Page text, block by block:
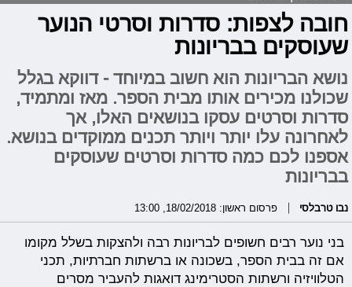
חובה לצפות: סדרות וסרטי הנוער
שעוסקים בבריונות
נושא הבריונות הוא חשוב במיוחד - דווקא בגלל
שכולנו מכירים אותו מבית הספר. מאז ומתמיד,
סדרות וסרטים עסקו בנושאים האלו, אך
לאחרונה עלו יותר ויותר תכנים ממוקדים בנושא.
אספנו לכם כמה סדרות וסרטים שעוסקים
בבריונות
נבו טרבלסי פרסום ראשון: 18/02/2018, 13:00
בני נוער רבים חשופים לבריונות רבה ולהצקות בשלל מקומו
אם זה בבית הספר, בשכונה או ברשתות חברתיות, תכני
הטלוויזיה ורשתות הסטרימינג דואגות להעביר מסרים